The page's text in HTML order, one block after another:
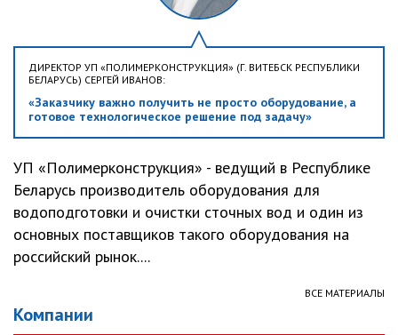
ДИРЕКТОР УП «ПОЛИМЕРКОНСТРУКЦИЯ» (Г. ВИТЕБСК РЕСПУБЛИКИ
БЕЛАРУСЬ) СЕРГЕЙ ИВАНОВ:
«Заказчику важно получить не просто оборудование, а
готовое технологическое решение под задачу»
УП «Полимерконструкция» - ведущий в Республике
Беларусь производитель оборудования для
водоподготовки и очистки сточных вод и один из
основных поставщиков такого оборудования на
российский рынок....
ВСЕ МАТЕРИАЛЫ
Компании